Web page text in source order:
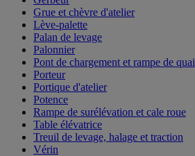
Grue et chèvre d'atelier
Lève-palette
Palan de levage
Palonnier
Pont de chargement et rampe de quai
Porteur
Portique d'atelier
Potence
Rampe de surélévation et cale roue
Table élévatrice
Treuil de levage, halage et traction
Vérin